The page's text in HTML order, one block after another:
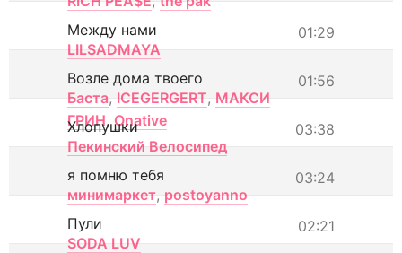
01:29
Между нами
LILSADMAYA
01:56
Возле дома твоего
Баста, ICEGERGERT, МАКСИ
ГРИН, Onative 03:38
Хлопушки
Пекинский Велосипед
03:24
я помню тебя
минимаркет, postoyanno
02:21
Пули
SODA LUV